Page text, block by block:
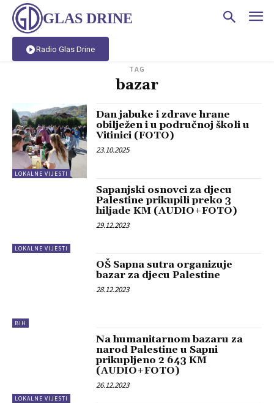
GLAS DRINE
Radio Glas Drine
TAG
bazar
LOKALNE VIJESTI
Dan jabuke i zdrave hrane
obilježen i u područnoj školi u
Vitinici (FOTO)
23.10.2025
LOKALNE VIJESTI
Sapanjski osnovci za djecu
Palestine prikupili preko 3
hiljade KM (AUDIO+FOTO)
29.12.2023
BIH
OŠ Sapna sutra organizuje
bazar za djecu Palestine
28.12.2023
LOKALNE VIJESTI
Na humanitarnom bazaru za
narod Palestine u Sapni
prikupljeno 2 643 KM
(AUDIO+FOTO)
26.12.2023